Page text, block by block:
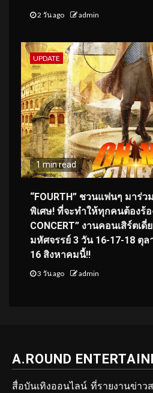
2 วัน ago admin
UPDATE
1 min read
“FOURTH” ชวนแฟนๆ มาร่ว
พิเศษ! ที่จะทำให้ทุกคนต้องร้อ
CONCERT” งานคอนเสิร์ตเ
มหัศจรรย์ 3 วัน 16-17-18 ตุ
16 สิงหาคมนี้!!
3 วัน ago admin
A.ROUND
สื่อบันเทิงออนไลน์ ที่รายงานข่าว